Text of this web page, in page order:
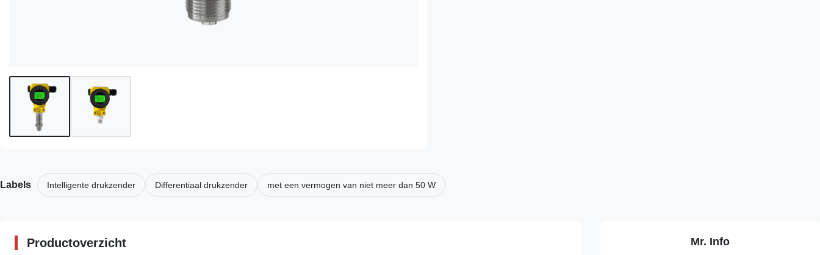
Labels Intelligente drukzender Differentiaal drukzender met een vermogen van niet meer dan 50 W
Productoverzicht Mr. Info